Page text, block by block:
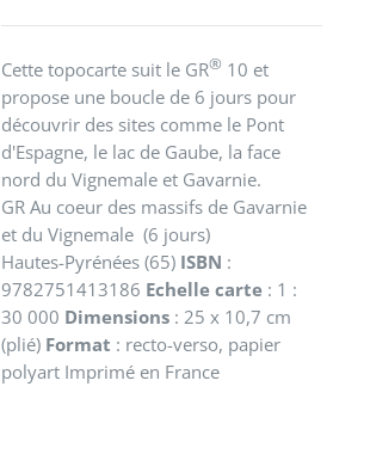
Cette topocarte suit le GR® 10 et
propose une boucle de 6 jours pour
découvrir des sites comme le Pont
d'Espagne, le lac de Gaube, la face
nord du Vignemale et Gavarnie.
GR Au coeur des massifs de Gavarnie
et du Vignemale (6 jours)
Hautes-Pyrénées (65) ISBN :
9782751413186 Echelle carte : 1 :
30 000 Dimensions : 25 x 10,7 cm
(plié) Format : recto-verso, papier
polyart Imprimé en France